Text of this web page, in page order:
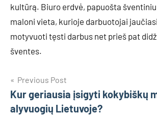
kultūrą. Biuro erdvė, papuošta
maloni vieta, kurioje darbuotojai
motyvuoti tęsti darbus net prieš pat
šventes.
Navigacija
tarp
Previous Post
Kur geriausia įsigyti kokybiškų
alyvuogių Lietuvoje?